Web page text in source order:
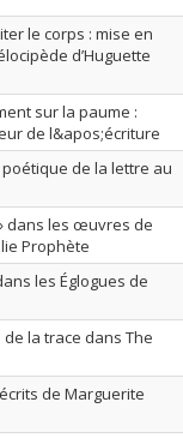
le corps : mise en
d’Huguette
sur la paume :
de l&apos;écriture
de la lettre au
dans les œuvres de
Prophète
les Églogues de
la trace dans The
de Marguerite